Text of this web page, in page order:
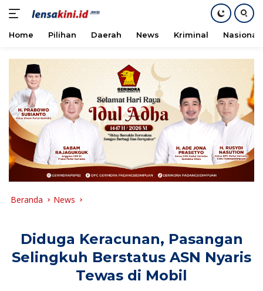
konten
Home Pilihan Daerah News Kriminal Nasional
Beranda News
Diduga Keracunan, Pasangan
Selingkuh Berstatus ASN Nyaris
Tewas di Mobil